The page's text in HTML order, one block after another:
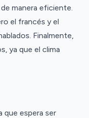
manera eficiente.
el francés y el
Finalmente,
ya que el clima
que espera ser